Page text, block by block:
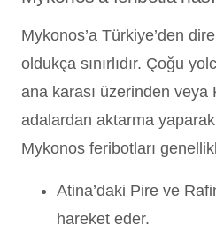
Mykonos’a Türkiye’den
oldukça sınırlıdır. Çoğu
ana karası üzerinden veya
adalardan aktarma
Mykonos feribotları
Atina’daki Pire ve
hareket eder.